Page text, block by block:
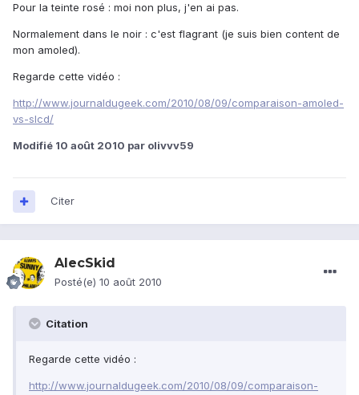
Pour la teinte rosé : moi non plus, j'en ai pas.
Normalement dans le noir : c'est flagrant (je suis bien content de
mon amoled).
Regarde cette vidéo :
http://www.journaldugeek.com/2010/08/09/comparaison-amoled-
vs-slcd/
Modifié 10 août 2010 par olivvv59
Citer
AlecSkid
Posté(e) 10 août 2010
Citation
Regarde cette vidéo :
http://www.journaldugeek.com/2010/08/09/comparaison-